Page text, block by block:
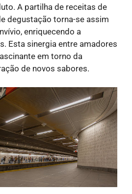
A partilha de receitas de
degustação torna-se assim
enriquecendo a
Esta sinergia entre amadores
em torno da
de novos sabores.